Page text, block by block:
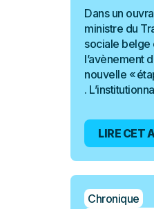
Dans un
ministre du
sociale belge
l’avènement
nouvelle «
.
LIRE CET
Chronique